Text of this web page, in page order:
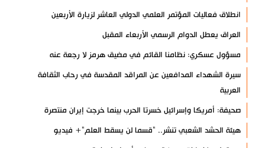
انطلاق فعاليات المؤتمر العلمي الدولي العاشر لزيارة الأربعين
العراق يعطل الدوام الرسمي الأربعاء المقبل
مسؤول عسكري: نظامنا القائم في مضيق هرمز لا رجعة عنه
سيرة الشهداء المدافعين عن المراقد المقدسة في رحاب الثقافة
العربية
صحيفة: أمريكا وإسرائيل خسرتا الحرب بينما خرجت إيران منتصرة
هيئة الحشد الشعبي تنشر.. "قسما لن يسقط العلم"+ فيديو